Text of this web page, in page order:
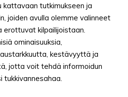
kattavaan tutkimukseen ja
joiden avulla olemme valinneet
erottuvat kilpailijoistaan.
ominaisuuksia,
kestävyyttä ja
jotta voit tehdä informoidun